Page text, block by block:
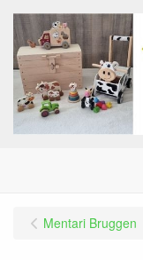
Mentari Bruggen